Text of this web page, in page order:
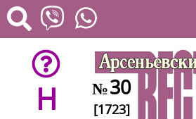
H №30
[1723]